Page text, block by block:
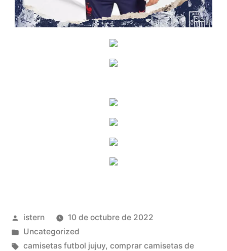
Publicado
por
istern
10 de octubre de 2022
Publicado
en
Uncategorized
Etiquetas:
camisetas futbol jujuy, comprar camisetas de